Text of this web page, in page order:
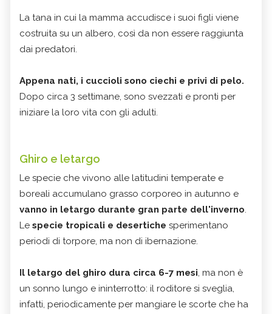
La tana in cui la mamma accudisce i suoi figli viene
costruita su un albero, così da non essere raggiunta
dai predatori.
Appena nati, i cuccioli sono ciechi e privi di pelo.
Dopo circa 3 settimane, sono svezzati e pronti per
iniziare la loro vita con gli adulti.
Ghiro e letargo
Le specie che vivono alle latitudini temperate e
boreali accumulano grasso corporeo in autunno e
vanno in letargo durante gran parte dell'inverno.
Le specie tropicali e desertiche sperimentano
periodi di torpore, ma non di ibernazione.
Il letargo del ghiro dura circa 6-7 mesi, ma non è
un sonno lungo e ininterrotto: il roditore si sveglia,
infatti, periodicamente per mangiare le scorte che ha